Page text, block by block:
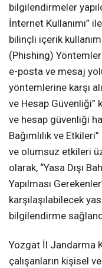
bilgilendirmeler
İnternet Kullanımı”
bilinçli içerik
(Phishing) Yöntemleri
e-posta ve mesaj
yöntemlerine karşı
ve Hesap
ve hesap güvenliği
Bağımlılık ve
ve olumsuz etkileri
olarak, “Yasa Dışı
Yapılması
karşılaşılabilecek
bilgilendirme
Yozgat İl Jandarma
çalışanların kişisel